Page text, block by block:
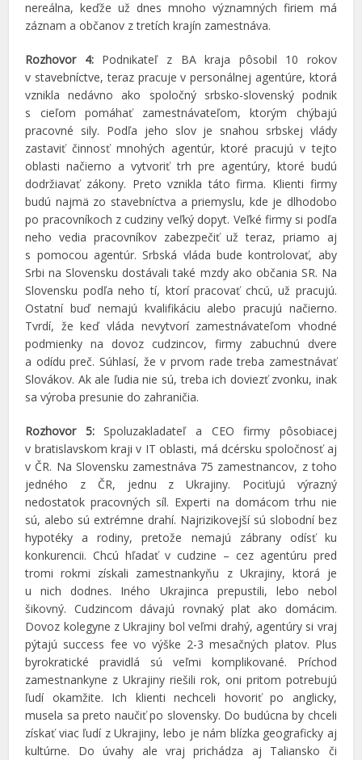
nereálna, keďže už dnes mnoho významných firiem má
záznam a občanov z tretích krajín zamestnáva.
Rozhovor 4:Podnikateľ z BA kraja pôsobil 10 rokov
v stavebníctve, teraz pracuje v personálnej agentúre, ktorá
vznikla nedávno ako spoločný srbsko-slovenský podnik
s cieľom pomáhať zamestnávateľom, ktorým chýbajú
pracovné sily. Podľa jeho slov je snahou srbskej vlády
zastaviť činnosť mnohých agentúr, ktoré pracujú v tejto
oblasti načierno a vytvoriť trh pre agentúry, ktoré budú
dodržiavať zákony. Preto vznikla táto firma. Klienti firmy
budú najmä zo stavebníctva a priemyslu, kde je dlhodobo
po pracovníkoch z cudziny veľký dopyt. Veľké firmy si podľa
neho vedia pracovníkov zabezpečiť už teraz, priamo aj
s pomocou agentúr. Srbská vláda bude kontrolovať, aby
Srbi na Slovensku dostávali také mzdy ako občania SR. Na
Slovensku podľa neho tí, ktorí pracovať chcú, už pracujú.
Ostatní buď nemajú kvalifikáciu alebo pracujú načierno.
Tvrdí, že keď vláda nevytvorí zamestnávateľom vhodné
podmienky na dovoz cudzincov, firmy zabuchnú dvere
a odídu preč. Súhlasí, že v prvom rade treba zamestnávať
Slovákov. Ak ale ľudia nie sú, treba ich doviezť zvonku, inak
sa výroba presunie do zahraničia.
Rozhovor 5:Spoluzakladateľ a CEO firmy pôsobiacej
v bratislavskom kraji v IT oblasti, má dcérsku spoločnosť aj
v ČR. Na Slovensku zamestnáva 75 zamestnancov, z toho
jedného z ČR, jednu z Ukrajiny. Pociťujú výrazný
nedostatok pracovných síl. Experti na domácom trhu nie
sú, alebo sú extrémne drahí. Najrizikovejší sú slobodní bez
hypotéky a rodiny, pretože nemajú zábrany odísť ku
konkurencii. Chcú hľadať v cudzine – cez agentúru pred
tromi rokmi získali zamestnankyňu z Ukrajiny, ktorá je
u nich dodnes. Iného Ukrajinca prepustili, lebo nebol
šikovný. Cudzincom dávajú rovnaký plat ako domácim.
Dovoz kolegyne z Ukrajiny bol veľmi drahý, agentúry si vraj
pýtajú success fee vo výške 2-3 mesačných platov. Plus
byrokratické pravidlá sú veľmi komplikované. Príchod
zamestnankyne z Ukrajiny riešili rok, oni pritom potrebujú
ľudí okamžite. Ich klienti nechceli hovoriť po anglicky,
musela sa preto naučiť po slovensky. Do budúcna by chceli
získať viac ľudí z Ukrajiny, lebo je nám blízka geograficky aj
kultúrne. Do úvahy ale vraj prichádza aj Taliansko či